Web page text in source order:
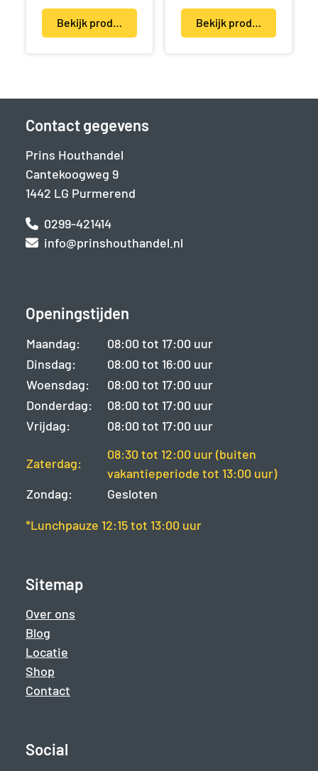
Bekijk product(en) Bekijk product(en)
Contact gegevens
Prins Houthandel
Cantekoogweg 9
1442 LG Purmerend
0299-421414
info@prinshouthandel.nl
Openingstijden
Maandag:
08:00 tot 17:00 uur
Dinsdag:
08:00 tot 16:00 uur
Woensdag:
08:00 tot 17:00 uur
Donderdag:
08:00 tot 17:00 uur
Vrijdag:
08:00 tot 17:00 uur
Zaterdag:
08:30 tot 12:00 uur (buiten
vakantieperiode tot 13:00 uur)
Zondag:
Gesloten
*Lunchpauze 12:15 tot 13:00 uur
Sitemap
Over ons
Blog
Locatie
Shop
Contact
Social